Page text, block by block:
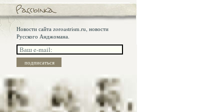
Новости сайта zoroastrism.ru, новости
Русского Анджомана.